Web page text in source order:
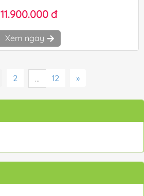
11.900.000 đ
Xem ngay
2 ... 12 »